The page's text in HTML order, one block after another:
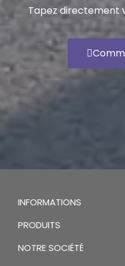
Tapez directement
INFORMATIONS
PRODUITS
NOTRE SOCIÉTÉ